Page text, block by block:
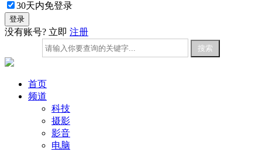
30天内免登录
没有账号? 立即 注册
首页
频道
科技
摄影
影音
电脑